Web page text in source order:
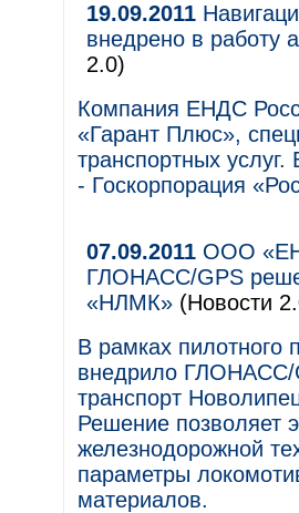
19.09.2011
внедрено в
2.0)
Компания ЕНДС
«Гарант Плюс»,
транспортных
- Госкорпорация
07.09.2011 ООО
ГЛОНАСС/GPS
«НЛМК» (Новости
В рамках
внедрило ГЛОНАСС/
транспорт
Решение позволяет
железнодорожной
параметры
материалов.